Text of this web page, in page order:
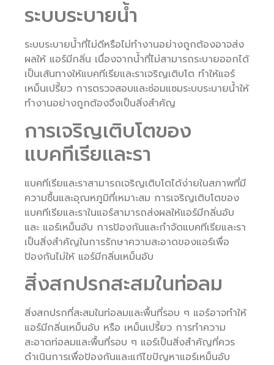
ระบบระบายน้ำ
ระบบระบายน้ำที่ไม่ดีหรือไม่ทำงานอย่างถูกต้องอาจส่ง
ผลให้ แอร์มีกลิ่น เนื่องจากน้ำที่ไม่สามารถระบายออกได้
เป็นเส้นทางให้แบคทีเรียและราเจริญเติบโต ทำให้แอร์
เหม็นเปรี้ยว การตรวจสอบและซ่อมแซมระบบระบายน้ำให้
ทำงานอย่างถูกต้องจึงเป็นสิ่งสำคัญ
การเจริญเติบโตของ
แบคทีเรียและรา
แบคทีเรียและราสามารถเจริญเติบโตได้ง่ายในสภาพที่มี
ความชื้นและอุณหภูมิที่เหมาะสม การเจริญเติบโตของ
แบคทีเรียและราในแอร์สามารถส่งผลให้แอร์มีกลิ่นอับ
และ แอร์เหม็นอับ การป้องกันและกำจัดแบคทีเรียและรา
เป็นสิ่งสำคัญในการรักษาความสะอาดของแอร์เพื่อ
ป้องกันไม่ให้ แอร์มีกลิ่นเหม็นอับ
สิ่งสกปรกสะสมในท่อลม
สิ่งสกปรกที่สะสมในท่อลมและพื้นที่รอบ ๆ แอร์อาจทำให้
แอร์มีกลิ่นเหม็นอับ หรือ เหม็นเปรี้ยว การทำความ
สะอาดท่อลมและพื้นที่รอบ ๆ แอร์เป็นสิ่งสำคัญที่ควร
ดำเนินการเพื่อป้องกันและแก้ไขปัญหาแอร์เหม็นอับ